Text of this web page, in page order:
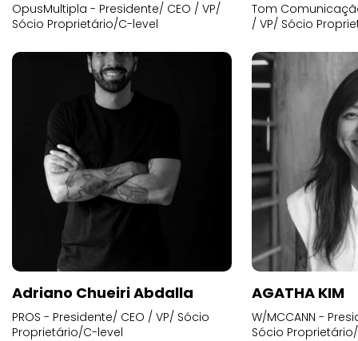
OpusMultipla - Presidente/ CEO / VP/
Sócio Proprietário/C-level
Tom
/ VP/ Sócio
Adriano Chueiri Abdalla
PROS - Presidente/ CEO / VP/ Sócio
Proprietário/C-level
AGATHA KIM
W/MCCANN -
Sócio